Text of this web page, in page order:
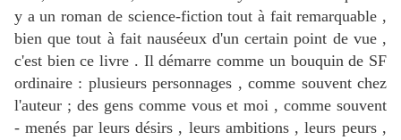
y a un roman de science-fiction tout à fait remarquable ,
bien que tout à fait nauséeux d'un certain point de vue ,
c'est bien ce livre . Il démarre comme un bouquin de SF
ordinaire : plusieurs personnages , comme souvent chez
l'auteur ; des gens comme vous et moi , comme souvent
- menés par leurs désirs , leurs ambitions , leurs peurs ,